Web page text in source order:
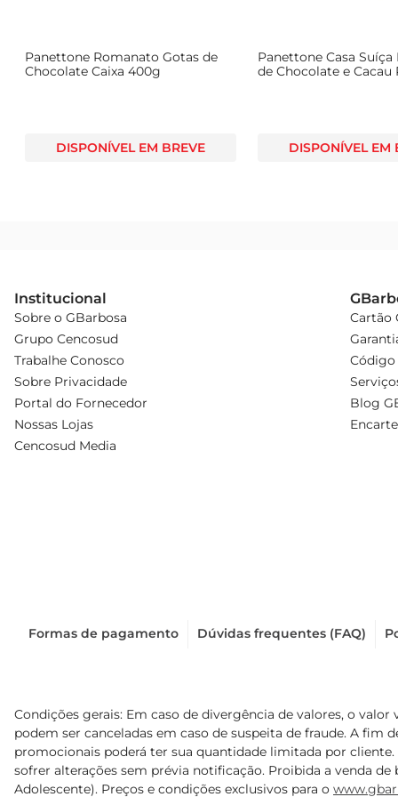
Panettone Romanato Gotas de
Chocolate Caixa 400g
DISPONÍVEL EM BREVE
Panettone Casa Suíça
de Chocolate e Cacau
DISPONÍVEL EM
Institucional
Sobre o GBarbosa
Grupo Cencosud
Trabalhe Conosco
Sobre Privacidade
Portal do Fornecedor
Nossas Lojas
Cencosud Media
Cartão
Código
Blog
Formas de pagamento Dúvidas frequentes (FAQ)
Condições gerais: Em caso de divergência de valores, o
podem ser canceladas em caso de suspeita de fraude. A
promocionais poderá ter sua quantidade limitada por
sofrer alterações sem prévia notificação. Proibida a venda de
Adolescente). Preços e condições exclusivos para o